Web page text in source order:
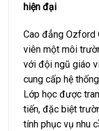
hiện đại
Cao đẳng Ozford
viên một môi
với đội ngũ giáo
cung cấp hệ
Lớp học được
tiến, đặc biệt
tính phục vụ nhu